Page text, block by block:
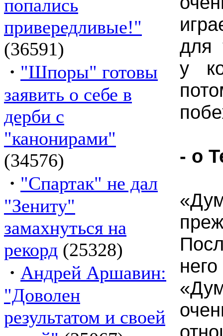
попались
привередливые!"
(36591)
· "Шпоры" готовы
заявить о себе в
дерби с
"канонирами"
(34576)
· "Спартак" не дал
"Зениту"
замахнуться на
рекорд (25328)
· Андрей Аршавин:
"Доволен
результатом и своей
для
у
- о